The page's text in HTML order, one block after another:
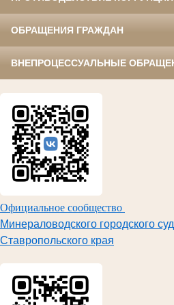
ОБРАЩЕНИЯ ГРАЖДАН
ВНЕПРОЦЕССУАЛЬНЫЕ
Официальное сообщество
Минераловодского городского
Ставропольского края